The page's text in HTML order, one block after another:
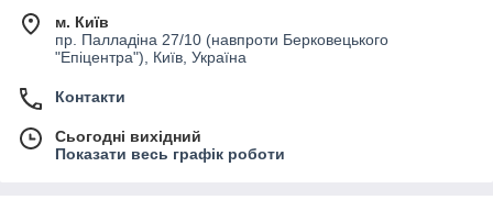
м. Київ
пр. Палладіна 27/10 (навпроти Берковецького
"Епіцентра"), Київ, Україна
Контакти
Сьогодні вихідний
Показати весь графік роботи